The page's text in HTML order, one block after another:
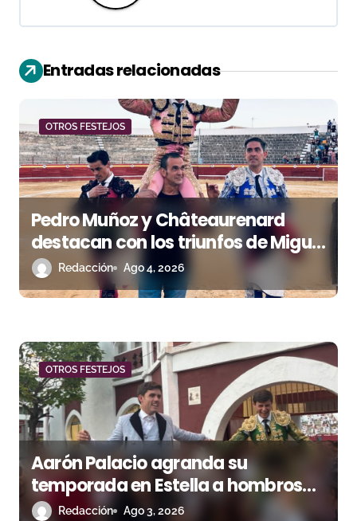
c
i
ó
n
d
e
e
n
t
a
d
a
s
Entradas relacionadas
OTROS FESTEJOS
Pedro Muñoz y Châteaurenard
destacan con los triunfos de Miguel
Andrades e Ismael Martín
Redacción Ago 4, 2026
OTROS FESTEJOS
Aarón Palacio agranda su
temporada en Estella a hombros
junto a Guillermo Hermoso
Redacción Ago 3, 2026